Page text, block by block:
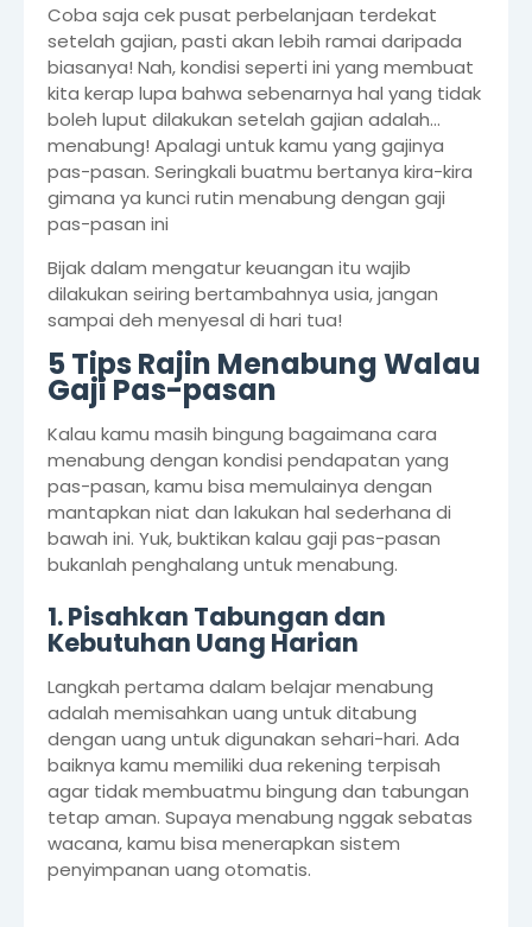
Coba saja cek pusat perbelanjaan terdekat
setelah gajian, pasti akan lebih ramai daripada
biasanya! Nah, kondisi seperti ini yang membuat
kita kerap lupa bahwa sebenarnya hal yang tidak
boleh luput dilakukan setelah gajian adalah…
menabung! Apalagi untuk kamu yang gajinya
pas-pasan. Seringkali buatmu bertanya kira-kira
gimana ya kunci rutin menabung dengan gaji
pas-pasan ini
Bijak dalam mengatur keuangan itu wajib
dilakukan seiring bertambahnya usia, jangan
sampai deh menyesal di hari tua!
5 Tips Rajin Menabung Walau
Gaji Pas-pasan
Kalau kamu masih bingung bagaimana cara
menabung dengan kondisi pendapatan yang
pas-pasan, kamu bisa memulainya dengan
mantapkan niat dan lakukan hal sederhana di
bawah ini. Yuk, buktikan kalau gaji pas-pasan
bukanlah penghalang untuk menabung.
1. Pisahkan Tabungan dan
Kebutuhan Uang Harian
Langkah pertama dalam belajar menabung
adalah memisahkan uang untuk ditabung
dengan uang untuk digunakan sehari-hari. Ada
baiknya kamu memiliki dua rekening terpisah
agar tidak membuatmu bingung dan tabungan
tetap aman. Supaya menabung nggak sebatas
wacana, kamu bisa menerapkan sistem
penyimpanan uang otomatis.